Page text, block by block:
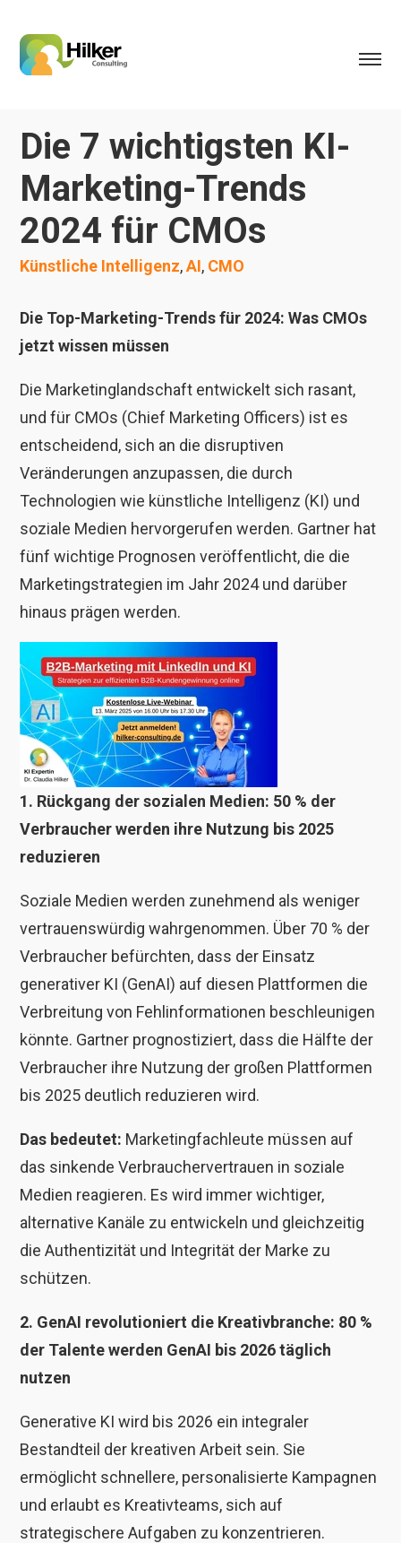
Die 7 wichtigsten KI-
Marketing-Trends
2024 für CMOs
Künstliche Intelligenz,AI, CMO
Die Top-Marketing-Trends für 2024: Was CMOs
jetzt wissen müssen
Die Marketinglandschaft entwickelt sich rasant,
und für CMOs (Chief Marketing Officers) ist es
entscheidend, sich an die disruptiven
Veränderungen anzupassen, die durch
Technologien wie künstliche Intelligenz (KI) und
soziale Medien hervorgerufen werden. Gartner hat
fünf wichtige Prognosen veröffentlicht, die die
Marketingstrategien im Jahr 2024 und darüber
hinaus prägen werden.
1. Rückgang der sozialen Medien: 50 % der
Verbraucher werden ihre Nutzung bis 2025
reduzieren
Soziale Medien werden zunehmend als weniger
vertrauenswürdig wahrgenommen. Über 70 % der
Verbraucher befürchten, dass der Einsatz
generativer KI (GenAI) auf diesen Plattformen die
Verbreitung von Fehlinformationen beschleunigen
könnte. Gartner prognostiziert, dass die Hälfte der
Verbraucher ihre Nutzung der großen Plattformen
bis 2025 deutlich reduzieren wird.
Das bedeutet: Marketingfachleute müssen auf
das sinkende Verbrauchervertrauen in soziale
Medien reagieren. Es wird immer wichtiger,
alternative Kanäle zu entwickeln und gleichzeitig
die Authentizität und Integrität der Marke zu
schützen.
2. GenAI revolutioniert die Kreativbranche: 80 %
der Talente werden GenAI bis 2026 täglich
nutzen
Generative KI wird bis 2026 ein integraler
Bestandteil der kreativen Arbeit sein. Sie
ermöglicht schnellere, personalisierte Kampagnen
und erlaubt es Kreativteams, sich auf
strategischere Aufgaben zu konzentrieren.